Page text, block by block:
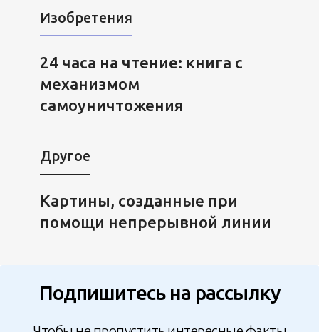
Изобретения
24 часа на чтение: книга с
механизмом
самоуничтожения
Другое
Картины, созданные при
помощи непрерывной линии
Подпишитесь на рассылку